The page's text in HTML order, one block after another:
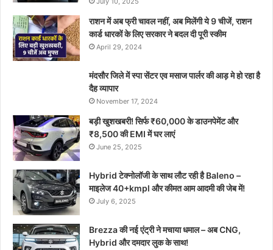
राशन में अब फ्री चावल नहीं, अब मिलेंगी ये 9 चीजें, राशन
कार्ड धारकों के लिए सरकार ने बदल दी पूरी स्कीम
April 29, 2024
मंदसौर जिले में स्पा सेंटर एव मसाज पार्लर की आड़ मे हो रहा है
दैह व्यापार
November 17, 2024
बड़ी खुशखबरी! सिर्फ ₹60,000 के डाउनपेमेंट और
₹8,500 की EMI में घर लाएं
June 25, 2025
Hybrid टेक्नोलॉजी के साथ लौट रही है Baleno –
माइलेज 40+kmpl और कीमत आम आदमी की जेब में!
July 6, 2025
Brezza की नई एंट्री ने मचाया धमाल – अब CNG,
Hybrid और दमदार लुक के साथ!